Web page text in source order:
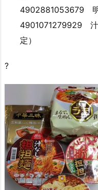
4902881053679
4901071279929 汁
定）
?